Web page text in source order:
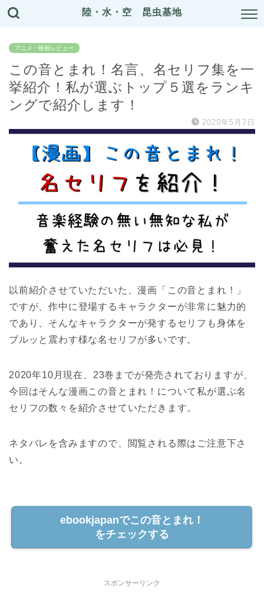
陸・水・空 昆虫基地
アニメ・映画レビュー
この音とまれ！名言、名セリフ集を一
挙紹介！私が選ぶトップ５選をランキ
ングで紹介します！
2020年5月7日
以前紹介させていただいた、漫画「この音とまれ！」
ですが、作中に登場するキャラクターが非常に魅力的
であり、そんなキャラクターが発するセリフも身体を
ブルッと震わす様な名セリフが多いです。
2020年10月現在、23巻までが発売されておりますが、
今回はそんな漫画この音とまれ！について私が選ぶ名
セリフの数々を紹介させていただきます。
ネタバレを含みますので、閲覧される際はご注意下さ
い。
ebookjapanでこの音とまれ！
をチェックする
スポンサーリンク